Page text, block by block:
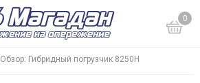
0
Обзор: Гибридный погрузчик 8250H